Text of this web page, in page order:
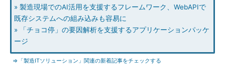
» 製造現場でのAI活用を支援するフレームワーク、WebAPIで
既存システムへの組み込みも容易に
» 「チョコ停」の要因解析を支援するアプリケーションパッケ
ージ
⇒「製造ITソリューション」関連の新着記事をチェックする